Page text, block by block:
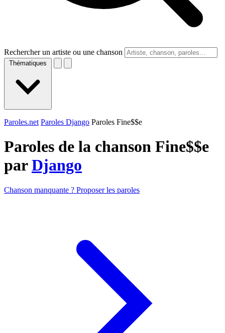
Rechercher un artiste ou une chanson
Thématiques
Paroles.net Paroles Django Paroles Fine$$e
Paroles de la chanson Fine$$e
parDjango
Chanson manquante ? Proposer les paroles